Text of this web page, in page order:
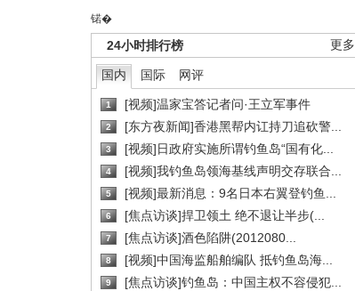
锘�
更多
24小时排行榜
国内 国际 网评
1 [视频]温家宝答记者问·王立军事件
2 [东方夜新闻]香港黑帮内讧持刀追砍警...
3 [视频]日政府实施所谓钓鱼岛“国有化...
4 [视频]我钓鱼岛领海基线声明交存联合...
5 [视频]最新消息：9名日本右翼登钓鱼...
6 [焦点访谈]捍卫领土 绝不退让半步(...
7 [焦点访谈]酒色陷阱(2012080...
8 [视频]中国海监船舶编队 抵钓鱼岛海...
9 [焦点访谈]钓鱼岛：中国主权不容侵犯...